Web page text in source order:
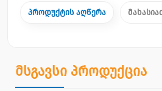
პროდუქტის აღწერა
მსგავსი პროდუქცია